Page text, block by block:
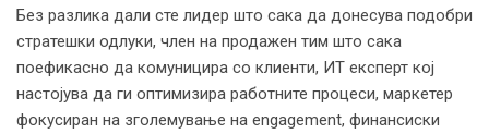
Без разлика дали сте лидер што сака да донесува подобри
стратешки одлуки, член на продажен тим што сака
поефикасно да комуницира со клиенти, ИТ експерт кој
настојува да ги оптимизира работните процеси, маркетер
фокусиран на зголемување на engagement, финансиски